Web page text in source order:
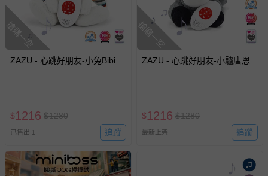
搶購一空
ZAZU - 心跳好朋友-小兔Bibi
$1216 $1280
已售出 1 追蹤
搶購一空
ZAZU - 心跳好朋友-小驢唐恩
$1216 $1280
最新上架 追蹤